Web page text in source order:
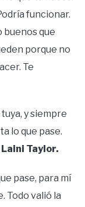
funcionar.
buenos que
porque no
Te
tuya, y siempre
lo que pase.
Laini Taylor.
pase, para mí
Todo valió la